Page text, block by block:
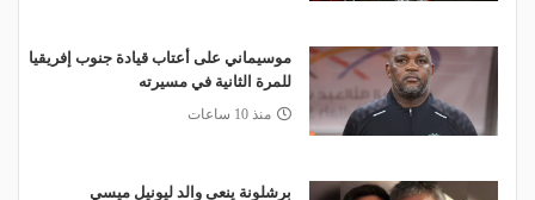
موسيماني على أعتاب قيادة جنوب إفريقيا
للمرة الثانية في مسيرته
منذ 10 ساعات
برشلونة ينعى والد ليونيل ميسي